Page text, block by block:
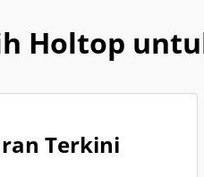
Holtop
Terkini